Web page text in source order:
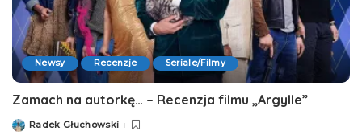
Newsy Recenzje Seriale/Filmy
Zamach na autorkę… – Recenzja filmu „Argylle”
PostedRadek Głuchowski